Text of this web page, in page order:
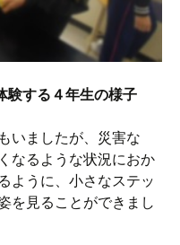
験する４年生の様子
いましたが、災害な
なるような状況におか
ように、小さなステッ
を見ることができまし